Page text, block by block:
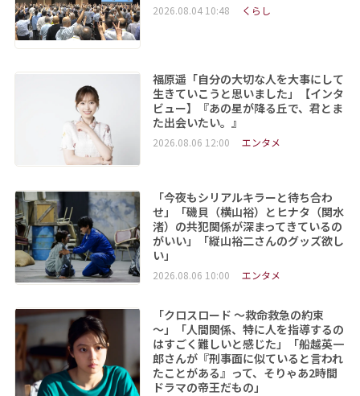
2026.08.04 10:48 くらし
福原遥「自分の大切な人を大事にして
生きていこうと思いました」【インタ
ビュー】『あの星が降る丘で、君とま
た出会いたい。』
2026.08.06 12:00 エンタメ
「今夜もシリアルキラーと待ち合わ
せ」「磯貝（横山裕）とヒナタ（関水
渚）の共犯関係が深まってきているの
がいい」「縦山裕二さんのグッズ欲し
い」
2026.08.06 10:00 エンタメ
「クロスロード ～救命救急の約束
～」「人間関係、特に人を指導するの
はすごく難しいと感じた」「船越英一
郎さんが『刑事面に似ていると言われ
たことがある』って、そりゃあ2時間
ドラマの帝王だもの」